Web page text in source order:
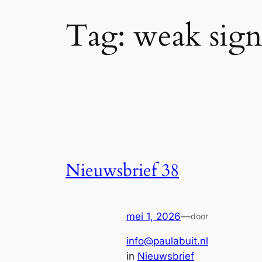
Tag: weak
Nieuwsbrief 38
mei 1, 2026—door
info@paulabuit.nl
in Nieuwsbrief